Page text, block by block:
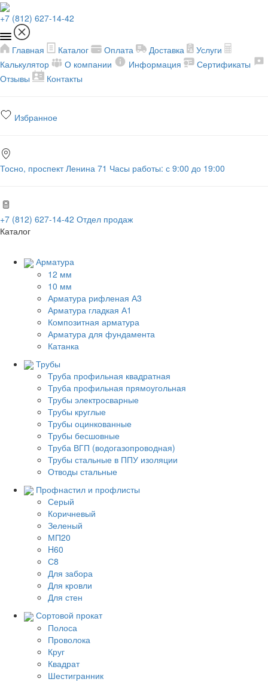
+7 (812) 627-14-42
Главная Каталог Оплата Доставка
Услуги
Калькулятор
О компании Информация
Сертификаты
Отзывы
Контакты
Избранное
Тосно, проспект Ленина 71 Часы работы: с 9:00 до 19:00
+7 (812) 627-14-42 Отдел продаж
Каталог
Арматура
12 мм
10 мм
Арматура рифленая А3
Арматура гладкая А1
Композитная арматура
Арматура для фундамента
Катанка
Трубы
Труба профильная квадратная
Труба профильная прямоугольная
Трубы электросварные
Трубы круглые
Трубы оцинкованные
Трубы бесшовные
Труба ВГП (водогазопроводная)
Трубы стальные в ППУ изоляции
Отводы стальные
Профнастил и профлисты
Серый
Коричневый
Зеленый
МП20
H60
С8
Для забора
Для кровли
Для стен
Сортовой прокат
Полоса
Проволока
Круг
Квадрат
Шестигранник